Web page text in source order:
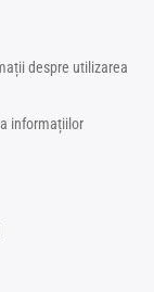
despre utilizarea
informațiilor